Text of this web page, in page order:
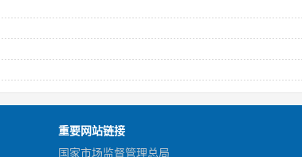
重要网站链接
国家市场监督管理总局